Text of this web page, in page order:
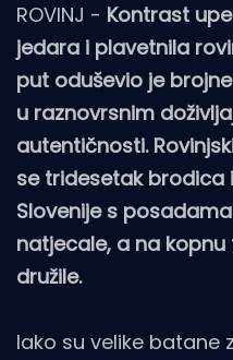
ROVINJ - Kontrast
jedara i plavetnila
put oduševio je
u raznovrsnim
autentičnosti.
se tridesetak brodica
Slovenije s
natjecale, a na
družile.
Iako su velike batane